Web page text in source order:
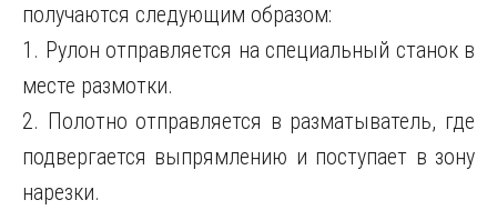
получаются следующим образом:
1. Рулон отправляется на специальный станок в
месте размотки.
2. Полотно отправляется в разматыватель, где
подвергается выпрямлению и поступает в зону
нарезки.